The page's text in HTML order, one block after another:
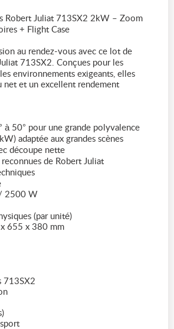
Robert Juliat 713SX2 2kW – Zoom
+ Flight Case
au rendez-vous avec ce lot de
713SX2. Conçues pour les
environnements exigeants, elles
net et un excellent rendement
à 50° pour une grande polyvalence
adaptée aux grandes scènes
découpe nette
de Robert Juliat
2500 W
(par unité)
655 x 380 mm
713SX2